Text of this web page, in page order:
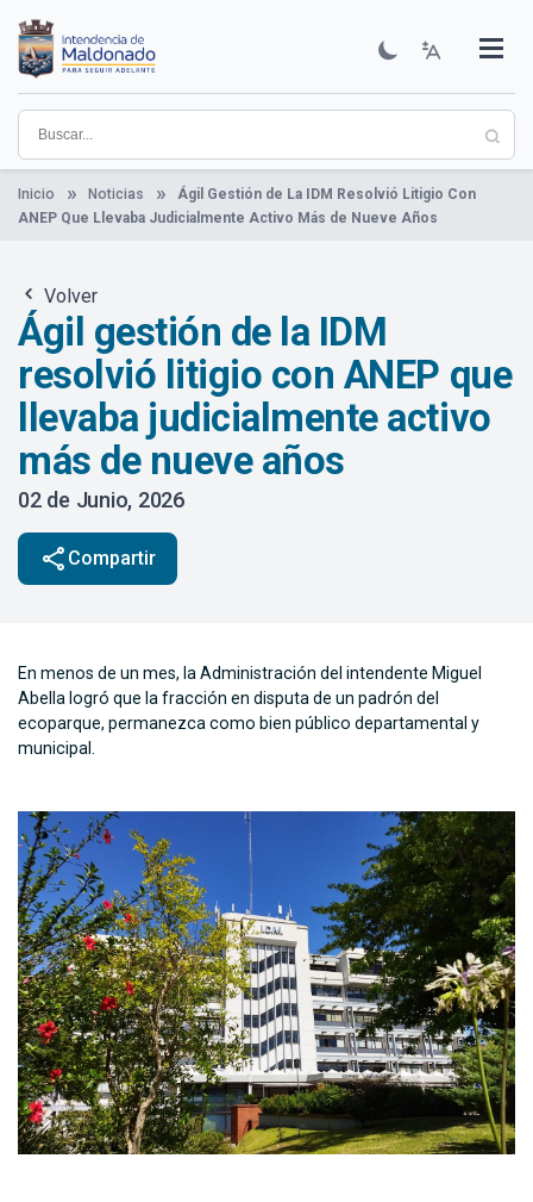
contenido
principal
Institucional
Municipios
Descubre Maldonado
Comunicación
Servicios
Guía De Trámites
Ver Noticias
Inicio Noticias
Ágil Gestión de La IDM Resolvió Litigio Con
ANEP Que Llevaba Judicialmente Activo Más de Nueve Años
Volver
Ágil gestión de la IDM
resolvió litigio con ANEP que
llevaba judicialmente activo
más de nueve años
02 de Junio, 2026
share Compartir
En menos de un mes, la Administración del intendente Miguel
Abella logró que la fracción en disputa de un padrón del
ecoparque, permanezca como bien público departamental y
municipal.